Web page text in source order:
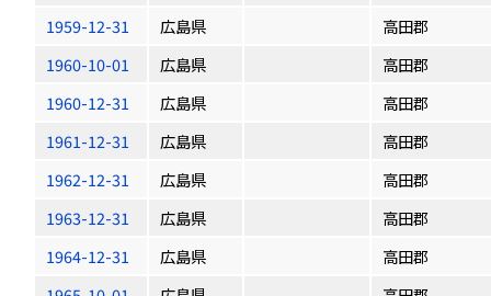
1959-12-31
広島県
高田郡
1960-10-01
広島県
高田郡
1960-12-31
広島県
高田郡
1961-12-31
広島県
高田郡
1962-12-31
広島県
高田郡
1963-12-31
広島県
高田郡
1964-12-31
広島県
高田郡